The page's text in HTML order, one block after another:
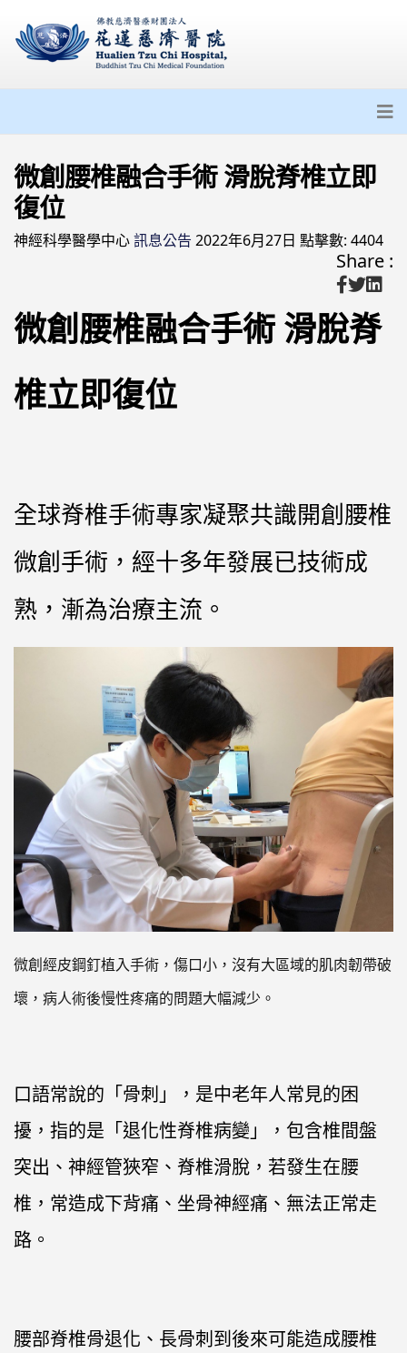
微創腰椎融合手術 滑脫脊椎立即
復位
神經科學醫學中心訊息公告 2022年6月27日 點擊數: 4404
Share :
微創腰椎融合手術 滑脫脊
椎立即復位
全球脊椎手術專家凝聚共識開創腰椎
微創手術，經十多年發展已技術成
熟，漸為治療主流。
微創經皮鋼釘植入手術，傷口小，沒有大區域的肌肉韌帶破
壞，病人術後慢性疼痛的問題大幅減少。
口語常說的「骨刺」，是中老年人常見的困
擾，指的是「退化性脊椎病變」，包含椎間盤
突出、神經管狹窄、脊椎滑脫，若發生在腰
椎，常造成下背痛、坐骨神經痛、無法正常走
路。
腰部脊椎骨退化、長骨刺到後來可能造成腰椎